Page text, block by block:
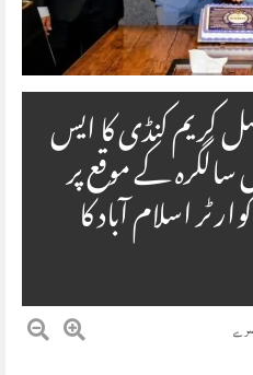
کریم کنڈی کا ایس
کی 10ویں سالگرہ کے موقع پر
اسلام آباد کا